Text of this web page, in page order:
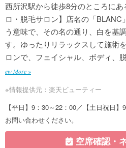
西所沢駅から徒歩8分のところに
ロ・脱毛サロン】店名の「
う意味で、その名の通り、白を基
す。ゆったりリラックスして施術
ロンで、フェイシャル、ボディ、
ew More »
※情報提供元：楽天ビューティー
【平日】9：30～22：00／【土日祝日】
お問い合わせください。
空席確認・